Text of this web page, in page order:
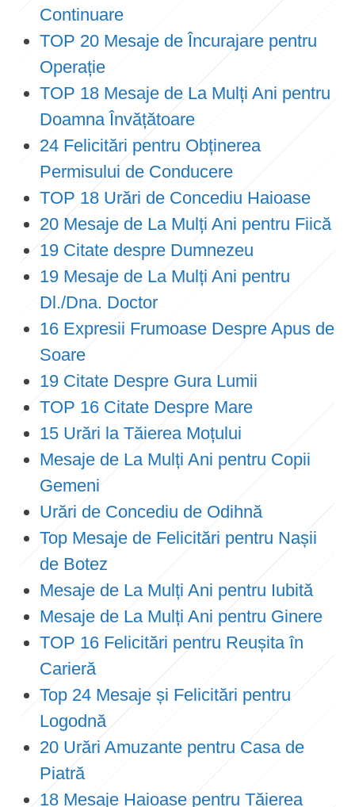
Continuare
TOP 20 Mesaje de Încurajare pentru
Operație
TOP 18 Mesaje de La Mulți Ani pentru
Doamna Învățătoare
24 Felicitări pentru Obținerea
Permisului de Conducere
TOP 18 Urări de Concediu Haioase
20 Mesaje de La Mulți Ani pentru Fiică
19 Citate despre Dumnezeu
19 Mesaje de La Mulți Ani pentru
Dl./Dna. Doctor
16 Expresii Frumoase Despre Apus de
Soare
19 Citate Despre Gura Lumii
TOP 16 Citate Despre Mare
15 Urări la Tăierea Moțului
Mesaje de La Mulți Ani pentru Copii
Gemeni
Urări de Concediu de Odihnă
Top Mesaje de Felicitări pentru Nașii
de Botez
Mesaje de La Mulți Ani pentru Iubită
Mesaje de La Mulți Ani pentru Ginere
TOP 16 Felicitări pentru Reușita în
Carieră
Top 24 Mesaje și Felicitări pentru
Logodnă
20 Urări Amuzante pentru Casa de
Piatră
18 Mesaje Haioase pentru Tăierea